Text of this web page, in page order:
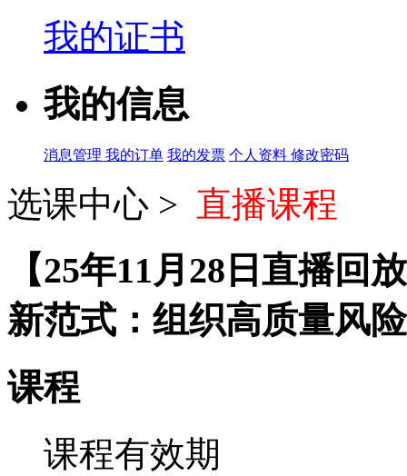
我的证书
我的信息
消息管理 我的订单 我的发票 个人资料 修改密码
选课中心 > 直播课程
【25年11月28日直播回
新范式：组织高质量风
课程
课程有效期